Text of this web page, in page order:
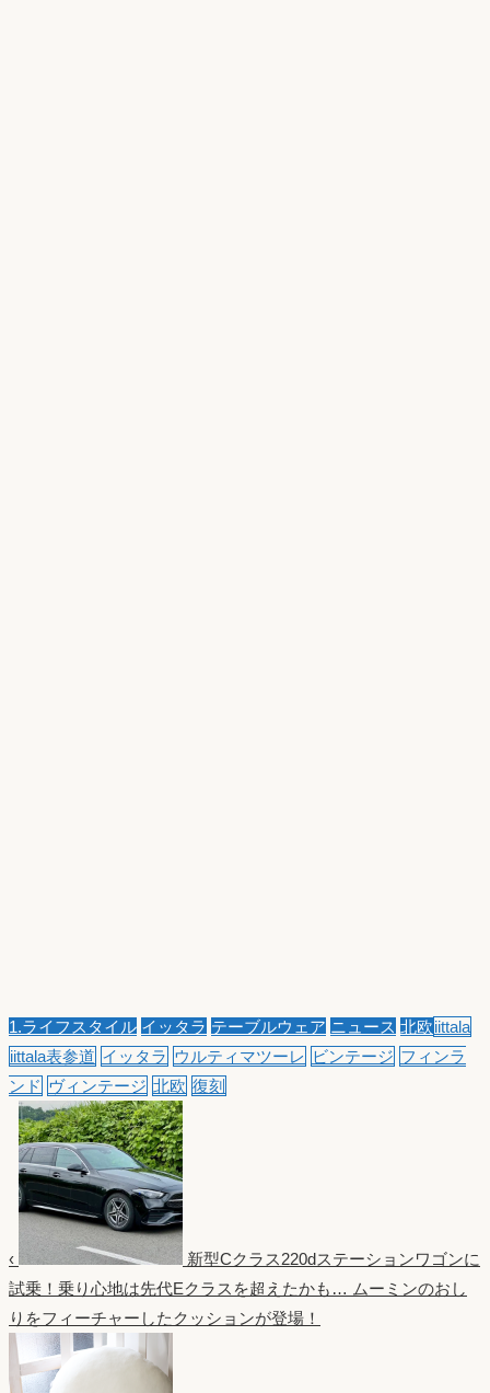
1.ライフスタイル イッタラ テーブルウェア ニュース 北欧iittala
iittala表参道 イッタラ ウルティマツーレ ビンテージ フィンラ
ンド ヴィンテージ 北欧 復刻
‹
新型Cクラス220dステーションワゴンに
試乗！乗り心地は先代Eクラスを超えたかも… ムーミンのおし
りをフィーチャーしたクッションが登場！